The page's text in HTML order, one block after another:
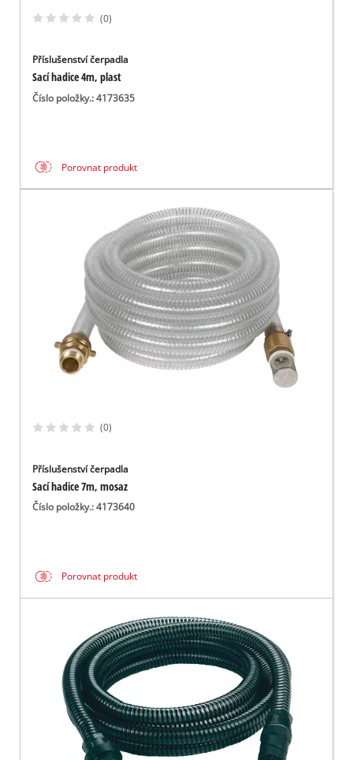
(0)
Příslušenství čerpadla
Sací hadice 4m, plast
Číslo položky.: 4173635
Porovnat produkt
(0)
Příslušenství čerpadla
Sací hadice 7m, mosaz
Číslo položky.: 4173640
Porovnat produkt